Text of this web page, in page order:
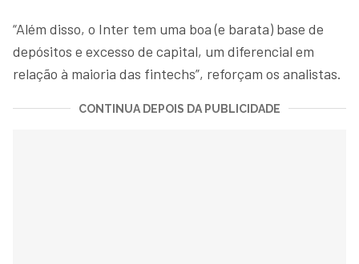
“Além disso, o Inter tem uma boa (e barata) base de
depósitos e excesso de capital, um diferencial em
relação à maioria das fintechs”, reforçam os analistas.
CONTINUA DEPOIS DA PUBLICIDADE